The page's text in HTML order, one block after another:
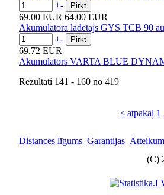
+-
69.00 EUR 64.00 EUR
Akumulatora lādētājs GYS TCB 90
+-
69.72 EUR
Akumulators VARTA BLUE
Rezultāti 141 - 160 no 419
< atpakaļ 1
Distances līgums Garantijas
(C)